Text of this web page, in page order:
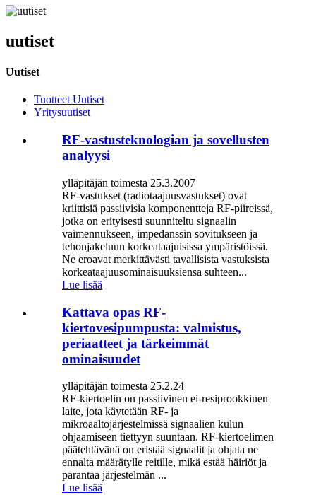
uutiset
Uutiset
Tuotteet Uutiset
Yritysuutiset
RF-vastusteknologian ja sovellusten
analyysi
ylläpitäjän toimesta 25.3.2007
RF-vastukset (radiotaajuusvastukset) ovat
kriittisiä passiivisia komponentteja RF-piireissä,
jotka on erityisesti suunniteltu signaalin
vaimennukseen, impedanssin sovitukseen ja
tehonjakeluun korkeataajuisissa ympäristöissä.
Ne eroavat merkittävästi tavallisista vastuksista
korkeataajuusominaisuuksiensa suhteen...
Lue lisää
Kattava opas RF-
kiertovesipumpusta: valmistus,
periaatteet ja tärkeimmät
ominaisuudet
ylläpitäjän toimesta 25.2.24
RF-kiertoelin on passiivinen ei-resiprookkinen
laite, jota käytetään RF- ja
mikroaaltojärjestelmissä signaalien kulun
ohjaamiseen tiettyyn suuntaan. RF-kiertoelimen
päätehtävänä on eristää signaalit ja ohjata ne
ennalta määrätylle reitille, mikä estää häiriöt ja
parantaa järjestelmän ...
Lue lisää